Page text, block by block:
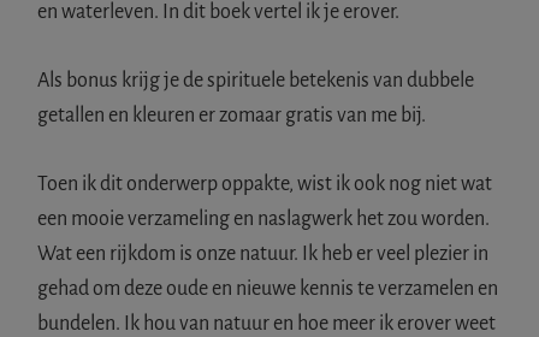
en waterleven. In dit boek vertel ik je erover.
Als bonus krijg je de spirituele betekenis van dubbele
getallen en kleuren er zomaar gratis van me bij.
Toen ik dit onderwerp oppakte, wist ik ook nog niet wat
een mooie verzameling en naslagwerk het zou worden.
Wat een rijkdom is onze natuur. Ik heb er veel plezier in
gehad om deze oude en nieuwe kennis te verzamelen en
bundelen. Ik hou van natuur en hoe meer ik erover weet